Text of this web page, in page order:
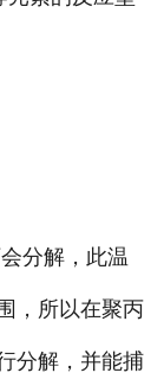
分解，此温
，所以在聚丙
分解，并能捕